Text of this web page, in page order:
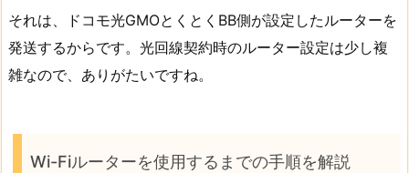
それは、ドコモ光GMOとくとくBB側が設定したルーターを
発送するからです。光回線契約時のルーター設定は少し複
雑なので、ありがたいですね。
Wi-Fiルーターを使用するまでの手順を解説